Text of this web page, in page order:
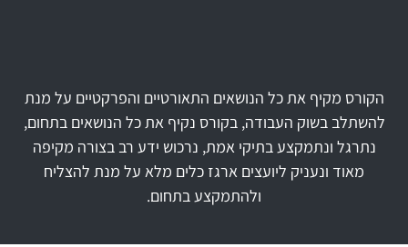
הקורס מקיף את כל הנושאים התאורטיים והפרקטיים על מנת
להשתלב בשוק העבודה, בקורס נקיף את כל הנושאים בתחום,
נתרגל ונתמקצע בתיקי אמת, נרכוש ידע רב בצורה מקיפה
מאוד ונעניק ליועצים ארגז כלים מלא על מנת להצליח
ולהתמקצע בתחום.